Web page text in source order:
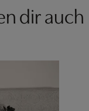
dir auch